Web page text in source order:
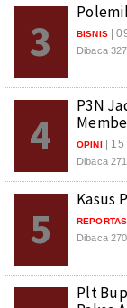
3 BISNIS |
Dibaca
4
P3N
OPINI | 15
Dibaca
5
Kasus
Dibaca
Plt